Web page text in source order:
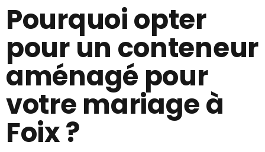
Pourquoi opter
pour un conteneur
aménagé pour
votre mariage à
Foix ?